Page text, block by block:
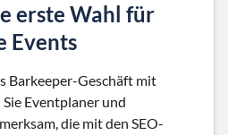
erste Wahl für
Events
Barkeeper-Geschäft mit
Eventplaner und
die mit den SEO-